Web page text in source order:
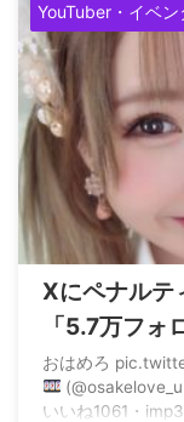
YouTuber・イベン
Xにペナルテ
「5.7万フ
いね1061・
値を叩き出す
おはめろ
いいね1061・